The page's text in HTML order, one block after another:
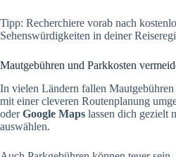
Tipp: Recherchiere vorab nach
Sehenswürdigkeiten in deiner
Mautgebühren und Parkkosten
In vielen Ländern fallen Mautgebühren
mit einer cleveren Routenplanung
oderGoogle Maps lassen dich gezielt
auswählen.